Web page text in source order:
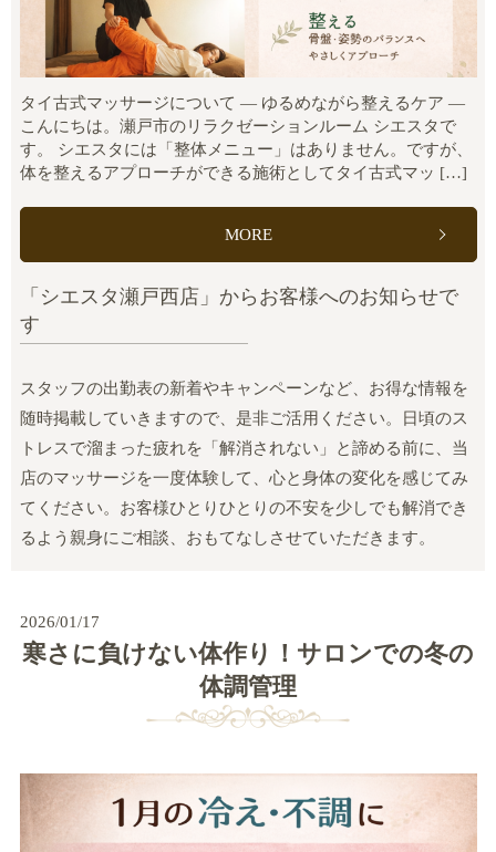
タイ古式マッサージについて ― ゆるめながら整えるケア ―
こんにちは。瀬戸市のリラクゼーションルーム シエスタで
す。 シエスタには「整体メニュー」はありません。ですが、
体を整えるアプローチができる施術としてタイ古式マッ […]
MORE
「シエスタ瀬戸西店」からお客様へのお知らせで
す
スタッフの出勤表の新着やキャンペーンなど、お得な情報を
随時掲載していきますので、是非ご活用ください。日頃のス
トレスで溜まった疲れを「解消されない」と諦める前に、当
店のマッサージを一度体験して、心と身体の変化を感じてみ
てください。お客様ひとりひとりの不安を少しでも解消でき
るよう親身にご相談、おもてなしさせていただきます。
2026/01/17
寒さに負けない体作り！サロンでの冬の
体調管理